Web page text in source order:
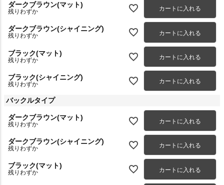
ダークブラウン(マット)
残りわずか カートに入れる
ダークブラウン(シャイニング)
残りわずか カートに入れる
ブラック(マット)
残りわずか カートに入れる
ブラック(シャイニング)
残りわずか カートに入れる
バックルタイプ
ダークブラウン(マット)
残りわずか カートに入れる
ダークブラウン(シャイニング)
残りわずか カートに入れる
ブラック(マット)
残りわずか カートに入れる